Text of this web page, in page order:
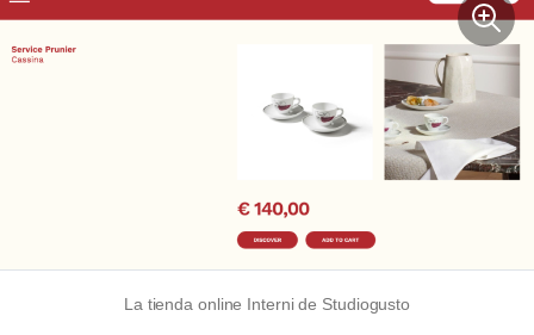
La tienda online Interni de Studiogusto